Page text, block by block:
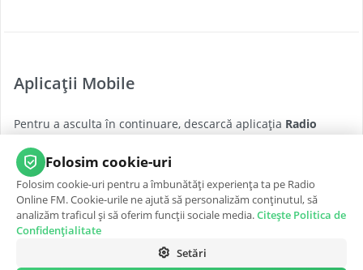
Instagram
Aplicații Mobile
Pentru a asculta în continuare, descarcă aplicația Radio
oriunde.
App Store Google Play
Folosim cookie-uri
Folosim cookie-uri pentru a îmbunătăți experiența ta pe Radio
Online FM. Cookie-urile ne ajută să personalizăm conținutul, să
analizăm traficul și să oferim funcții sociale media.Citește Politica de
Confidențialitate
Setări